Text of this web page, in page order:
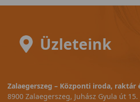
Üzleteink
Zalaegerszeg – Központi iroda, raktár
8900 Zalaegerszeg, Juhász Gyula út 15.